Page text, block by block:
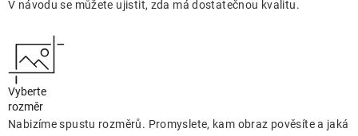
V návodu se můžete ujistit, zda má dostatečnou kvalitu.
Vyberte
rozměr
Nabizíme spustu rozměrů. Promyslete, kam obraz pověsíte a jaká